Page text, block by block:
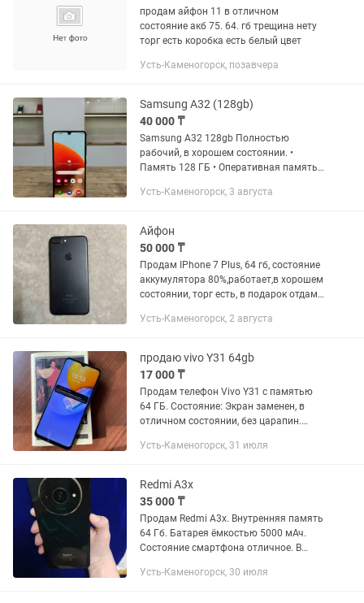
продам айфон 11 в отличном
состояние акб 75. 64. гб трещина нету
торг есть коробка есть белый цвет
Усть-Каменогорск, позавчера
Samsung A32 (128gb)
40 000 ₸
Samsung A32 128gb Полностью
рабочий, в хорошем состоянии. •
Память 128 ГБ • Оперативная память
64 МП • Сканер отпечатка пальца
Усть-Каменогорск, 3 августа
Айфон
50 000 ₸
Продам IPhone 7 Plus, 64 гб, состояние
аккумулятора 80%,работает,в хорошем
состоянии, торг есть, в подарок отдам
Усть-Каменогорск, 2 августа
продаю vivo Y31 64gb
17 000 ₸
Продам телефон Vivo Y31 с памятью
64 ГБ. Состояние: Экран заменен, в
отличном состоянии, без царапин.
работает отлично. Телефон полностью
Усть-Каменогорск, 31 июля
Redmi A3x
35 000 ₸
Продам Redmi A3x. Внутренняя память
64 Гб. Батарея ёмкостью 5000 мАч.
Состояние смартфона отличное. В
Усть-Каменогорск, 30 июля